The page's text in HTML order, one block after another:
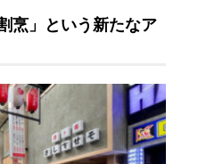
烹」という新たなア